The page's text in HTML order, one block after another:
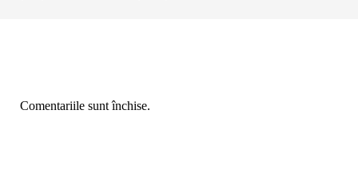
Comentariile sunt închise.